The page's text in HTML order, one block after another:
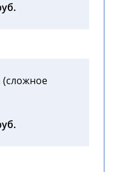
(сложное